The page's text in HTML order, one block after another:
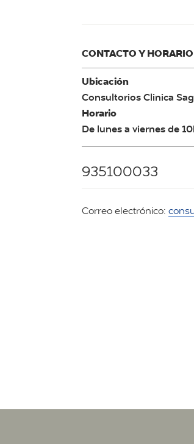
CONTACTO Y
Ubicación
Consultorios Clinica
Horario
De lunes a viernes de
935100033
Correo electrónico: